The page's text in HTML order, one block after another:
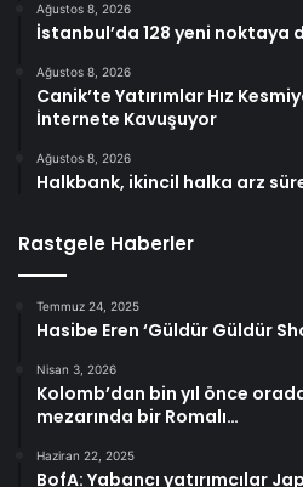
Ağustos 8, 2026
İstanbul’da 128 yeni noktaya
Ağustos 8, 2026
Canik’te Yatırımlar Hız
İnternete Kavuşuyor
Ağustos 8, 2026
Halkbank, ikincil halka arz
Rastgele Haberler
Temmuz 24, 2025
Hasibe Eren ‘Güldür Güldür
Nisan 3, 2026
Kolomb’dan bin yıl önce
mezarında bir Romalı…
Haziran 22, 2025
BofA: Yabancı yatırımcılar